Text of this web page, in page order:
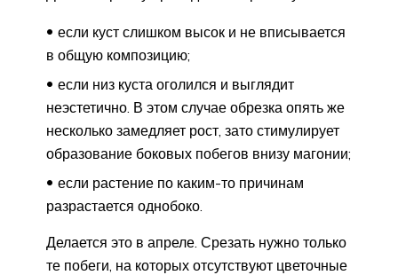
если куст слишком высок и не вписывается
в общую композицию;
если низ куста оголился и выглядит
неэстетично. В этом случае обрезка опять же
несколько замедляет рост, зато стимулирует
образование боковых побегов внизу магонии;
если растение по каким-то причинам
разрастается однобоко.
Делается это в апреле. Срезать нужно только
те побеги, на которых отсутствуют цветочные